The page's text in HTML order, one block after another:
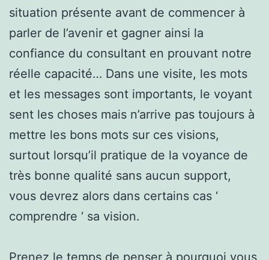
situation présente avant de commencer à
parler de l’avenir et gagner ainsi la
confiance du consultant en prouvant notre
réelle capacité… Dans une visite, les mots
et les messages sont importants, le voyant
sent les choses mais n’arrive pas toujours à
mettre les bons mots sur ces visions,
surtout lorsqu’il pratique de la voyance de
très bonne qualité sans aucun support,
vous devrez alors dans certains cas ‘
comprendre ‘ sa vision.
Prenez le temps de penser à pourquoi vous